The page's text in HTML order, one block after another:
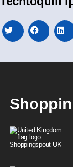
Shoppingspout UK